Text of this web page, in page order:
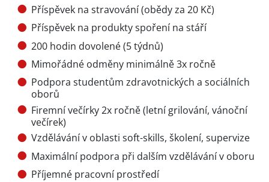
Příspěvek na stravování (obědy za 20 Kč)
Příspěvek na produkty spoření na stáří
200 hodin dovolené (5 týdnů)
Mimořádné odměny minimálně 3x ročně
Podpora studentům zdravotnických a sociálních
oborů
Firemní večírky 2x ročně (letní grilování, vánoční
večírek)
Vzdělávání v oblasti soft-skills, školení, supervize
Maximální podpora při dalším vzdělávání v oboru
Příjemné pracovní prostředí